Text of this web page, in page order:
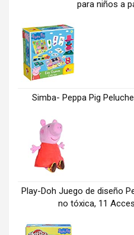
para niños a
Simba- Peppa Pig
Play-Doh Juego de diseño
no tóxica, 11